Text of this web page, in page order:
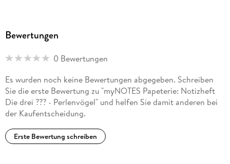
Bewertungen
0 Bewertungen
Es wurden noch keine Bewertungen abgegeben. Schreiben
Sie die erste Bewertung zu "myNOTES Papeterie: Notizheft
Die drei ??? - Perlenvögel" und helfen Sie damit anderen bei
der Kaufentscheidung.
Erste Bewertung schreiben